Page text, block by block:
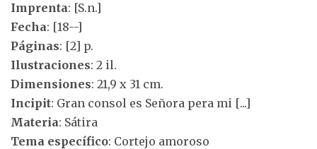
Imprenta: [S.n.]
Fecha: [18--]
Páginas: [2] p.
Ilustraciones: 2 il.
Dimensiones: 21,9 x 31 cm.
Incipit: Gran consol es Señora pera mi [...]
Materia: Sátira
Tema específico: Cortejo amoroso